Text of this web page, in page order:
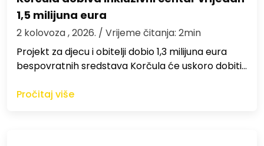
1,5 milijuna eura
2 kolovoza , 2026. / Vrijeme čitanja: 2min
Projekt za djecu i obitelji dobio 1,3 milijuna eura
bespovratnih sredstava Korčula će uskoro dobiti…
Pročitaj više